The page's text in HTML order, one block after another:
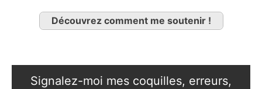
Découvrez comment me soutenir !
Signalez-moi mes coquilles, erreurs,